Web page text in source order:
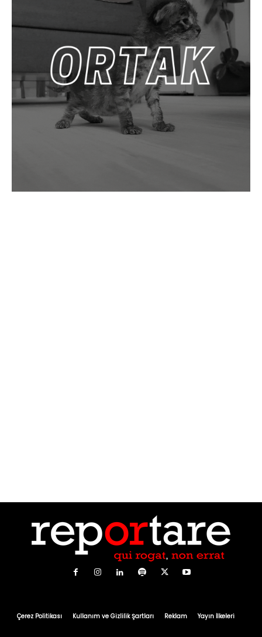
Çerez Politikası Kullanım ve Gizlilik Şartları Reklam Yayın İlkeleri